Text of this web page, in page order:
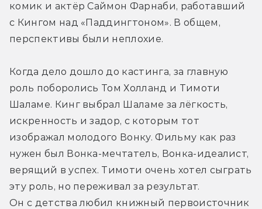
комик и актёр Саймон Фарнаби, работавший
с Кингом над «Паддингтоном». В общем,
перспективы были неплохие.
Когда дело дошло до кастинга, за главную
роль поборолись Том Холланд и Тимоти
Шаламе. Кинг выбрал Шаламе за лёгкость,
искренность и задор, с которым тот
изображал молодого Вонку. Фильму как раз
нужен был Вонка-мечтатель, Вонка-идеалист,
верящий в успех. Тимоти очень хотел сыграть
эту роль, но переживал за результат.
Он с детства любил книжный первоисточник